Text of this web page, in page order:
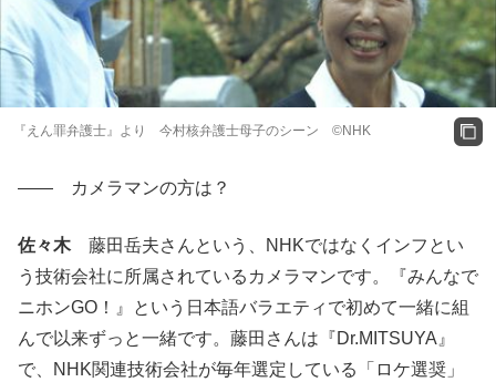
『えん罪弁護士』より 今村核弁護士母子のシーン ©NHK
―― カメラマンの方は？
佐々木藤田岳夫さんという、NHKではなくインフとい
う技術会社に所属されているカメラマンです。『みんなで
ニホンGO！』という日本語バラエティで初めて一緒に組
んで以来ずっと一緒です。藤田さんは『Dr.MITSUYA』
で、NHK関連技術会社が毎年選定している「ロケ選奨」